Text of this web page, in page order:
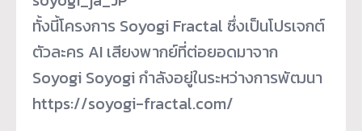
ทั้งนี้โครงการ Soyogi Fractal ซึ่งเป็นโปรเจกต์
ตัวละคร AI เสียงพากย์ที่ต่อยอดมาจาก
Soyogi Soyogi กำลังอยู่ในระหว่างการพัฒนา
https://soyogi-fractal.com/